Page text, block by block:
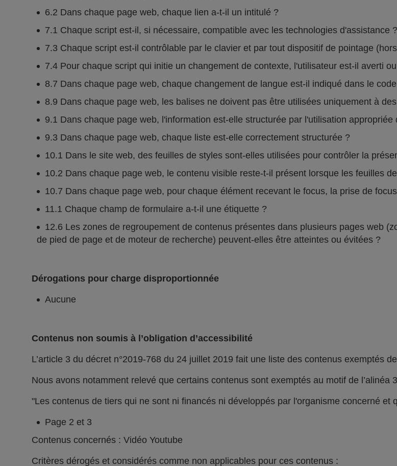
6.2 Dans chaque page web, chaque lien a-t-il un intitulé ?
7.1 Chaque script est-il, si nécessaire, compatible avec les technologies d'assistance ?
7.3 Chaque script est-il contrôlable par le clavier et par tout dispositif de pointage
7.4 Pour chaque script qui initie un changement de contexte, l'utilisateur est-il averti
8.7 Dans chaque page web, chaque changement de langue est-il indiqué dans le
8.9 Dans chaque page web, les balises ne doivent pas être utilisées uniquement à
9.1 Dans chaque page web, l'information est-elle structurée par l'utilisation appropriée
9.3 Dans chaque page web, chaque liste est-elle correctement structurée ?
10.1 Dans le site web, des feuilles de styles sont-elles utilisées pour contrôler la
10.2 Dans chaque page web, le contenu visible reste-t-il présent lorsque les feuilles
10.7 Dans chaque page web, pour chaque élément recevant le focus, la prise de
11.1 Chaque champ de formulaire a-t-il une étiquette ?
12.6 Les zones de regroupement de contenus présentes dans plusieurs pages web
de pied de page et de moteur de recherche) peuvent-elles être atteintes ou évitées ?
Dérogations pour charge disproportionnée
Aucune
Contenus non soumis à l’obligation d’accessibilité
L’article 3 du décret n°2019-768 du 24 juillet 2019 fait une liste des contenus exemptés
Nous avons notamment relevé que certains contenus sont exemptés au motif de l’alinéa
"Les contenus de tiers qui ne sont ni financés ni développés par l'organisme concerné et
Page 2 et 3
Contenus concernés : Vidéo Youtube
Critères dérogés et considérés comme non applicables pour ces contenus :